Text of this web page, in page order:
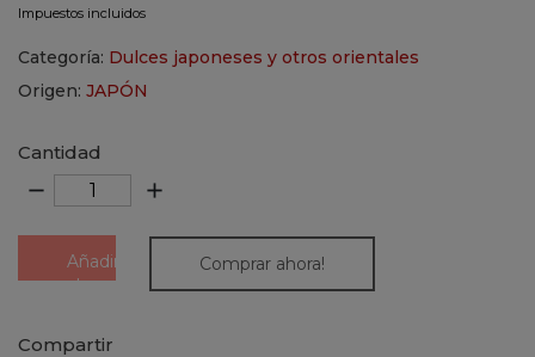
Impuestos incluidos
Categoría: Dulces japoneses y otros orientales
Origen: JAPÓN
Cantidad
remove add
Añadir
al
Comprar ahora!
Compartir